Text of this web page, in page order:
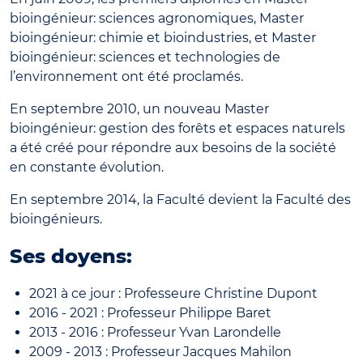
bioingénieur: sciences agronomiques, Master
bioingénieur: chimie et bioindustries, et Master
bioingénieur: sciences et technologies de
l’environnement ont été proclamés.
En septembre 2010, un nouveau Master
bioingénieur: gestion des forêts et espaces naturels
a été créé pour répondre aux besoins de la société
en constante évolution.
En septembre 2014, la Faculté devient la Faculté des
bioingénieurs.
Ses doyens:
2021 à ce jour : Professeure Christine Dupont
2016 - 2021 : Professeur Philippe Baret
2013 - 2016 : Professeur Yvan Larondelle
2009 - 2013 : Professeur Jacques Mahilon